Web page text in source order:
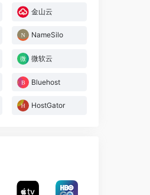
金山云
NameSilo
微软云
Bluehost
HostGator